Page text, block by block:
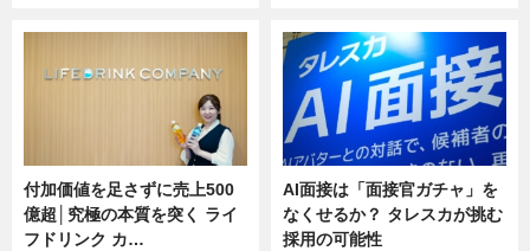
付加価値を足さずに売上500
億超│究極の本質を突く ライ
フドリンク カ…
AI面接は「面接官ガチャ」を
なくせるか？ タレスカが挑む
採用の可能性